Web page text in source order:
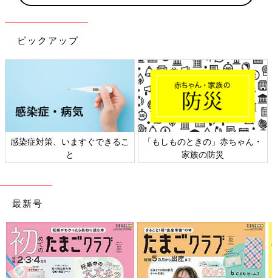
ピックアップ
感染症対策、いますぐできるこ
と
「もしものときの」赤ちゃん・
家族の防災
最新号